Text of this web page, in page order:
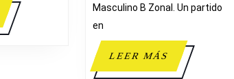
Masculino B Zonal. Un partido
en
LEER MÁSLEER
MÁS